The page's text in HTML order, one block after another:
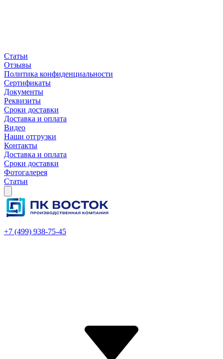
Статьи
Отзывы
Политика конфиденциальности
Сертификаты
Документы
Реквизиты
Сроки доставки
Доставка и оплата
Видео
Наши отгрузки
Контакты
Доставка и оплата
Сроки доставки
Фотогалерея
Статьи
+7 (499) 938-75-45